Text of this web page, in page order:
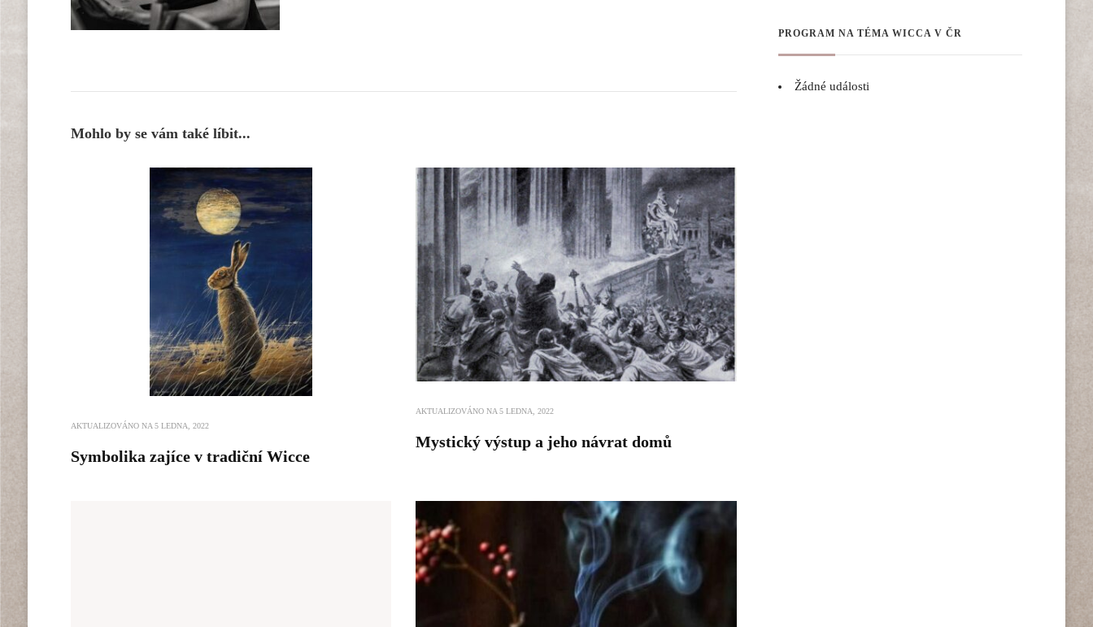
Mohlo by se vám také líbit...
AKTUALIZOVÁNO NA 5 LEDNA, 2022
Symbolika zajíce v tradiční Wicce
AKTUALIZOVÁNO NA5 LEDNA, 2022
Mystický výstup a jeho návrat domů
PROGRAM NA TÉMA WICCA V ČR
Žádné události